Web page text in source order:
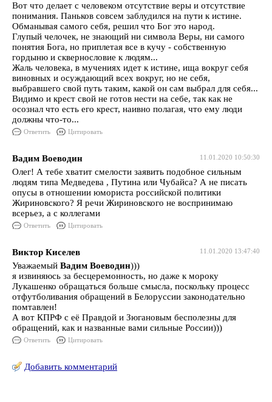
Вот что делает с человеком отсутствие веры и отсутствие
понимания. Паньков совсем заблудился на пути к истине.
Обманывая самого себя, решил что Бог это народ.
Глупый челочек, не знающий ни символа Веры, ни самого
понятия Бога, но приплетая все в кучу - собственную
гордыню и сквернословие к людям...
Жаль человека, в мучениях идет к истине, ища вокруг себя
виновных и осуждающий всех вокруг, но не себя,
выбравшего свой путь таким, какой он сам выбрал для себя...
Видимо и крест свой не готов нести на себе, так как не
осознал что есть его крест, наивно полагая, что ему люди
должны что-то...
Ответить Цитировать
11.01.2020 10:50:30
Вадим Воеводин
Олег! А тебе хватит смелости заявить подобное сильным
людям типа Медведева , Путина или Чубайса? А не писать
опусы в отношении юмориста российской политики
Жириновского? Я речи Жириновского не воспринимаю
всерьез, а с коллегами
Ответить Цитировать
11.01.2020 13:47:40
Виктор Киселев
Уважаемый Вадим Воеводин)))
я извиняюсь за бесцеремонность, но даже к мороку
Лукашенко обращаться больше смысла, поскольку процесс
отфутболивания обращений в Белоруссии законодательно
помтавлен!
А вот КПРФ с её Правдой и Зюгановым бесполезны для
обращений, как и названные вами сильные России)))
Ответить Цитировать
Добавить комментарий